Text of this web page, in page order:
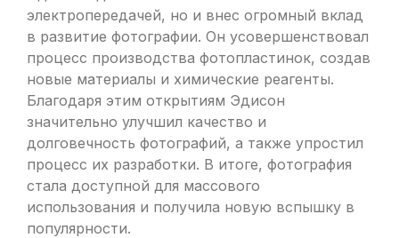
электропередачей, но и внес огромный вклад
в развитие фотографии. Он усовершенствовал
процесс производства фотопластинок, создав
новые материалы и химические реагенты.
Благодаря этим открытиям Эдисон
значительно улучшил качество и
долговечность фотографий, а также упростил
процесс их разработки. В итоге, фотография
стала доступной для массового
использования и получила новую вспышку в
популярности.